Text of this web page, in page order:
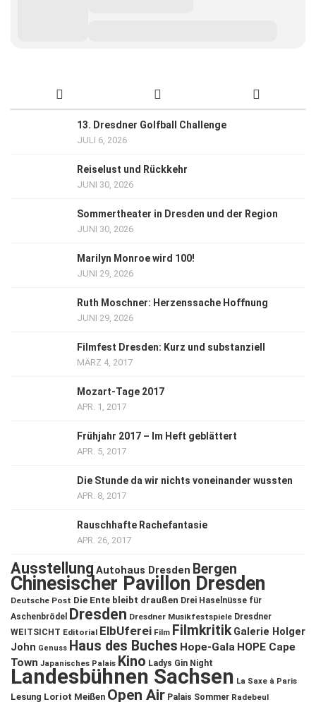
13. Dresdner Golfball Challenge
JULI 6, 2026
Reiselust und Rückkehr
JUNI 30, 2026
Sommertheater in Dresden und der Region
JUNI 30, 2026
Marilyn Monroe wird 100!
JUNI 29, 2026
Ruth Moschner: Herzenssache Hoffnung
JUNI 29, 2026
Filmfest Dresden: Kurz und substanziell
MÄRZ 4, 2017
Mozart-Tage 2017
APR. 1, 2017
Frühjahr 2017 – Im Heft geblättert
APR. 5, 2017
Die Stunde da wir nichts voneinander wussten
APR. 8, 2017
Rauschhafte Rachefantasie
APR. 26, 2017
Ausstellung Autohaus Dresden Bergen
Chinesischer Pavillon Dresden
Deutsche Post Die Ente bleibt draußen Drei Haselnüsse für
Aschenbrödel
Dresden Dresdner Musikfestspiele Dresdner
WEITSICHT Editorial ElbUferei Film Filmkritik Galerie Holger
John Genuss Haus des Buches Hope-Gala HOPE Cape
Town Japanisches Palais Kino Ladys Gin Night
Landesbühnen Sachsen La Saxe à Paris
Lesung Loriot Meißen Open Air Palais Sommer Radebeul